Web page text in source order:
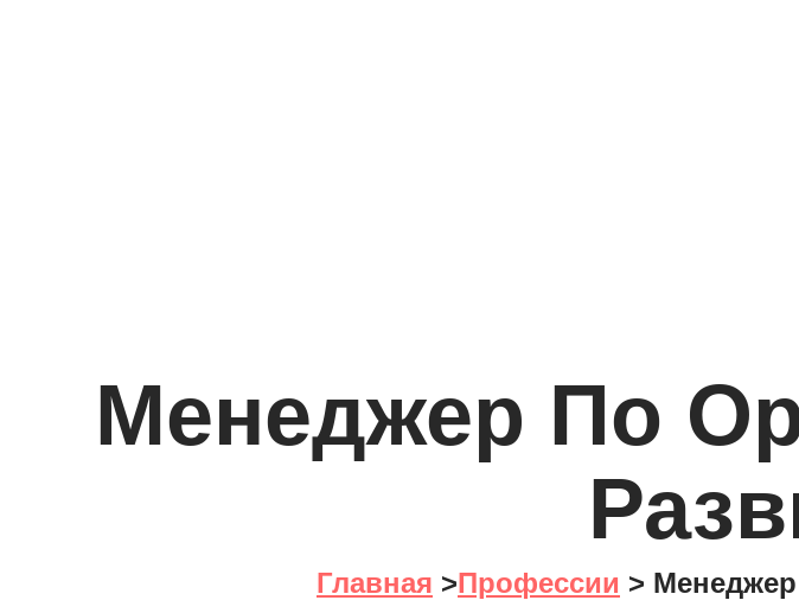
Менеджер По
Главная >Профессии >